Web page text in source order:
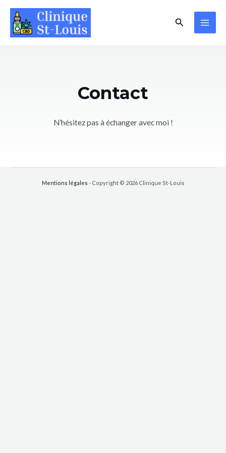
Aller
contenu
Rechercher
Contact
N’hésitez pas à échanger avec moi !
Mentions légales - Copyright © 2026 Clinique St-Louis